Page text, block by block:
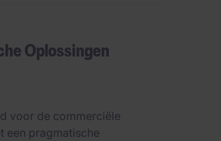
Oplossingen
voor de commerciële
een pragmatische